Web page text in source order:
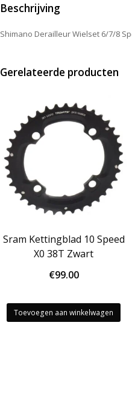
Beschrijving
Shimano Derailleur Wielset 6/7/8
Gerelateerde producten
Sram Kettingblad 10 Speed
X0 38T Zwart
€99.00
Toevoegen aan winkelwagen